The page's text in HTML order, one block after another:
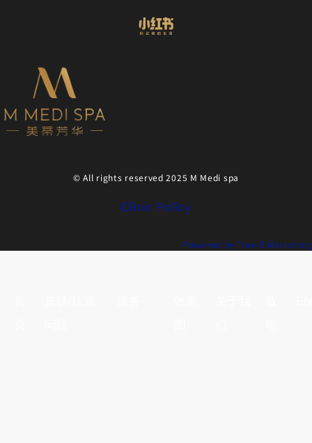
© All rights reserved 2025 M Medi spa
Clinic Policy
Powered by True-E Marketing